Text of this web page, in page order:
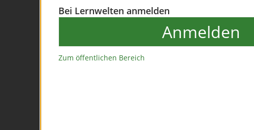
Bei Lernwelten anmelden
Anmelden
Zum öffentlichen Bereich